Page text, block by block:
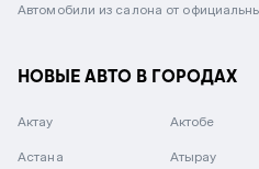
Автомобили из салона от
НОВЫЕ АВТО В ГОРОДАХ
Актау Актобе
Астана Атырау